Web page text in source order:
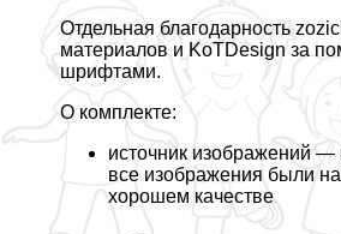
Отдельная благодарность
материалов и KoTDesign за
шрифтами.
О комплекте:
источник изображений —
все изображения были
хорошем качестве